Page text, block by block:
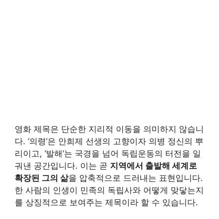
영화 제목은 단순한 지리적 이동을 의미하지 않습니
다. ‘의령’은 안희제 선생의 고향이자 의병 정신의 뿌
리이고, ‘발해’는 국경을 넘어 독립운동의 터전을 일
궈낸 공간입니다. 이는 곧 지역에서 출발해 세계로
확장된 그의 삶을 압축적으로 드러내는 표현입니다.
한 사람의 인생이 민족의 독립사와 어떻게 맞닿는지
를 상징적으로 보여주는 제목이라 할 수 있습니다.